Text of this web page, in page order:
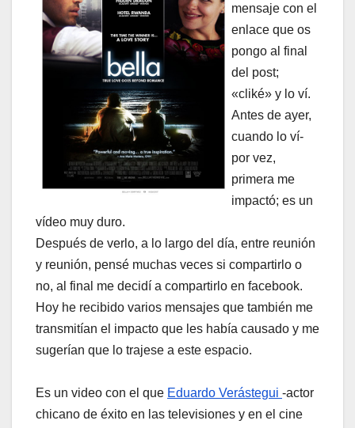
mensaje con el
enlace que os
pongo al final
del post;
«cliké» y lo ví­.
Antes de ayer,
cuando lo ví­
por vez,
primera me
impactó; es un
ví­deo muy duro.
Después de verlo, a lo largo del dí­a, entre reunión
y reunión, pensé muchas veces si compartirlo o
no, al final me decidí­ a compartirlo en facebook.
Hoy he recibido varios mensajes que también me
transmití­an el impacto que les habí­a causado y me
sugerí­an que lo trajese a este espacio.
Es un video con el que Eduardo Verástegui -actor
chicano de éxito en las televisiones y en el cine